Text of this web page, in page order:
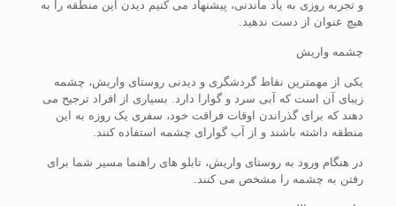
و تجربه روزی به یاد ماندنی، پیشنهاد می کنیم دیدن این منطقه را به
هیچ عنوان از دست ندهید.
چشمه واریش
یکی از مهمترین نقاط گردشگری و دیدنی روستای واریش، چشمه
زیبای آن است که آبی سرد و گوارا دارد. بسیاری از افراد ترجیح می
دهند که برای گذراندن اوقات فراقت خود، سفری یک روزه به این
منطقه داشته باشند و از آب گوارای چشمه استفاده کنند.
در هنگام ورود به روستای واریش، تابلو های راهنما مسیر شما برای
رفتن به چشمه را مشخص می کنند.